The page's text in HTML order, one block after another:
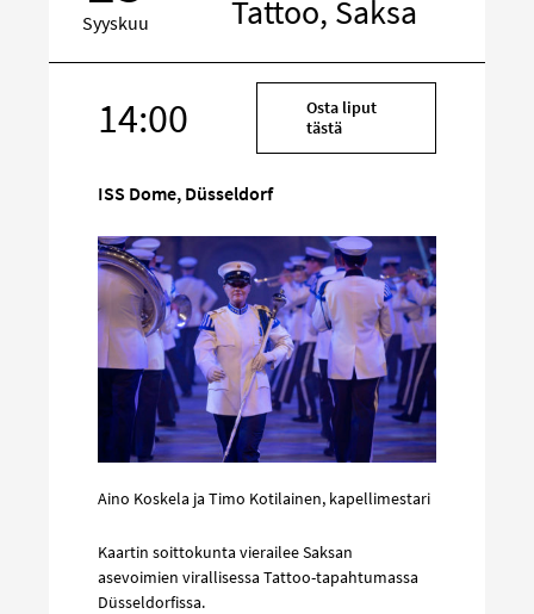
Syyskuu
Tattoo, Saksa
14:00
sosiaalisessa
mediassa
Osta liput
tästä
ISS Dome, Düsseldorf
Aino Koskela ja Timo Kotilainen, kapellimestari
Kaartin soittokunta vierailee Saksan
asevoimien virallisessa Tattoo-tapahtumassa
Düsseldorfissa.